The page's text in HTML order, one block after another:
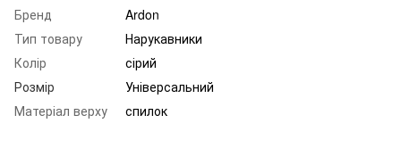
Бренд
Ardon
Тип товару
Нарукавники
Колір
сірий
Розмір
Універсальний
Матеріал верху
спилок